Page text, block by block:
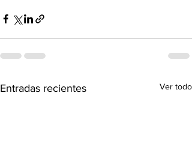
Entradas recientes Ver todo